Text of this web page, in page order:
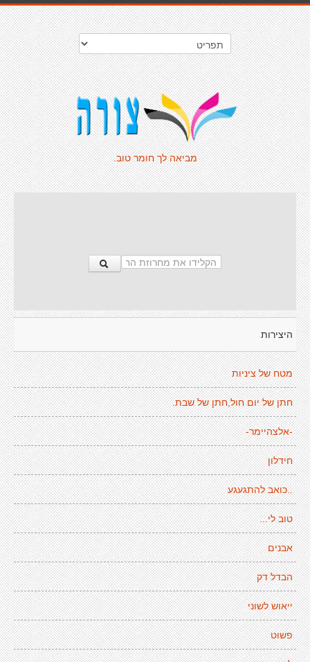
מביאה לך חומר טוב.
היצירות
מטח של ציניות
חתן של יום חול,חתן של שבת.
-אלצהיימר-
חידלון
..כואב להתגעגע
טוב לי...
אבנים
הבדל דק
ייאוש לשוני
פשוט